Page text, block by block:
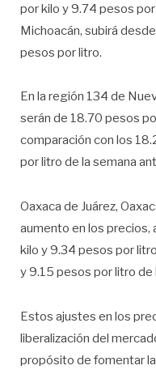
por kilo y 9.74 pesos
Michoacán, subirá
pesos por litro.
En la región 134 de
serán de 18.70 pesos
comparación con los
por litro de la semana
Oaxaca de Juárez,
aumento en los precios,
kilo y 9.34 pesos por
y 9.15 pesos por litro de
Estos ajustes en los
liberalización del
propósito de fomentar